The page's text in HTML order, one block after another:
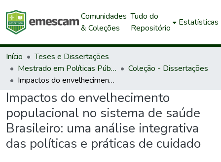
Comunidades
& Coleções
Tudo do
Repositório
Estatísticas
Início
Teses e Dissertações
Mestrado em Políticas Públicas e Desenvolvimento Local
Coleção - Dissertações
Impactos do envelhecimento populacional no sistema de saúde Brasileiro: uma análise integrativa das políticas e práticas de cuidado
Impactos do envelhecimento
populacional no sistema de saúde
Brasileiro: uma análise integrativa
das políticas e práticas de cuidado